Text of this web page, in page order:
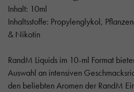
Inhalt: 10ml
Inhaltsstoffe: Propylenglykol,
& Nikotin
RandM Liquids im 10-ml Format
Auswahl an intensiven
den beliebten Aromen der RandM